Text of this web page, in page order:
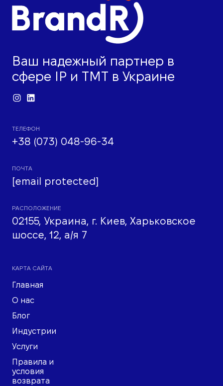
Ваш надежный партнер в
сфере IP и ТМТ в Украине
ТЕЛЕФОН
+38 (073) 048-96-34
ПОЧТА
[email protected]
РАСПОЛОЖЕНИЕ
02155, Украина, г. Киев, Харьковское
шоссе, 12, а/я 7
КАРТА САЙТА
Главная
О нас
Блог
Индустрии
Услуги
Правила и
условия
возврата